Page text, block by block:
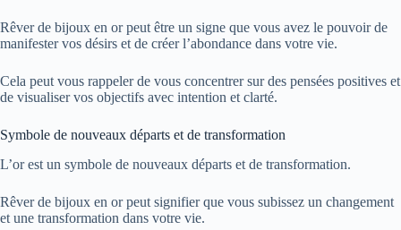
Rêver de bijoux en or peut être un signe que vous avez le pouvoir de
manifester vos désirs et de créer l’abondance dans votre vie.
Cela peut vous rappeler de vous concentrer sur des pensées positives et
de visualiser vos objectifs avec intention et clarté.
Symbole de nouveaux départs et de transformation
L’or est un symbole de nouveaux départs et de transformation.
Rêver de bijoux en or peut signifier que vous subissez un changement
et une transformation dans votre vie.